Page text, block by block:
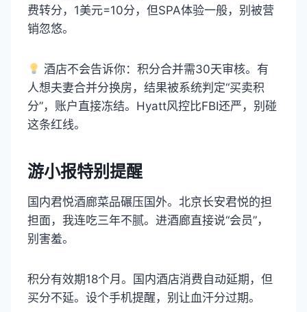
费转分，1美元=10分，但SPA体验一般，别被营
销忽悠。
酒店不会告诉你：积分合并需30天审核。有
人想夫妻合并分换房，结果被系统判定“买卖积
分”，账户直接冻结。Hyatt风控比FBI还严，别碰
这条红线。
游小报特别提醒
国内君悦酒廊菜品碾压国外。北京长安君悦的担
担面，我连吃三年不腻。进酒廊直接说“会员”，
别害羞。
积分有效期18个月。国内酒店消费自动延期，但
买分不延。设个手机提醒，别让血汗分过期。